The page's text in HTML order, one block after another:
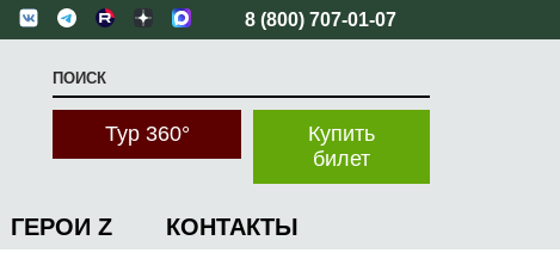
8 (800) 707-01-07
Купить
билет
Тур 360°
ГЕРОИ Z КОНТАКТЫ